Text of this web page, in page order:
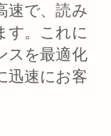
速で、読み
す。これに
スを最適化
迅速にお客